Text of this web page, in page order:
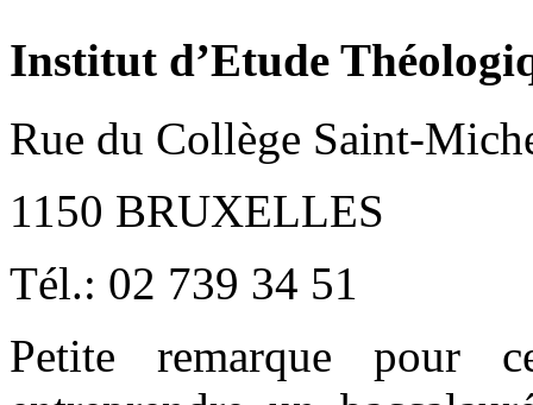
Institut d’Etude
Rue du Collège Saint-
1150 BRUXELLES
Tél.: 02 739 34 51
Petite remarque pour